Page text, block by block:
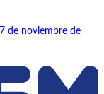
de noviembre de